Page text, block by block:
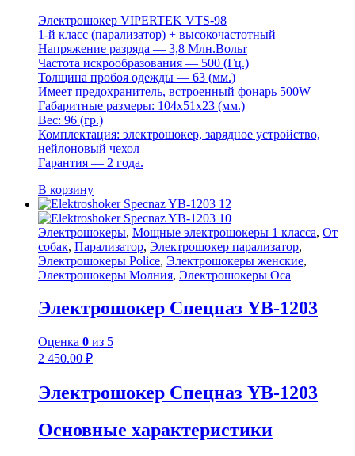
Электрошокер VIPERTEK VTS-98
1-й класс (парализатор) + высокочастотный
Напряжение разряда — 3,8 Млн.Вольт
Частота искрообразования — 500 (Гц.)
Толщина пробоя одежды — 63 (мм.)
Имеет предохранитель, встроенный фонарь 500W
Габаритные размеры: 104х51х23 (мм.)
Вес: 96 (гр.)
Комплектация: электрошокер, зарядное устройство,
нейлоновый чехол
Гарантия — 2 года.
В корзину
Электрошокеры, Мощные электрошокеры 1 класса, От
собак, Парализатор, Электрошокер парализатор,
Электрошокеры Police, Электрошокеры женские,
Электрошокеры Молния, Электрошокеры Оса
Электрошокер Спецназ YB-1203
Оценка 0 из 5
2 450.00 ₽
Электрошокер Спецназ YB-1203
Основные характеристики